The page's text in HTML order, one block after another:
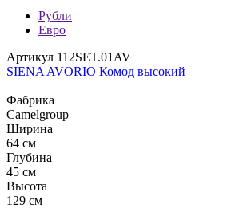
Рубли
Евро
Артикул 112SET.01AV
SIENA AVORIO Комод высокий
Фабрика
Camelgroup
Ширина
64 см
Глубина
45 см
Высота
129 см